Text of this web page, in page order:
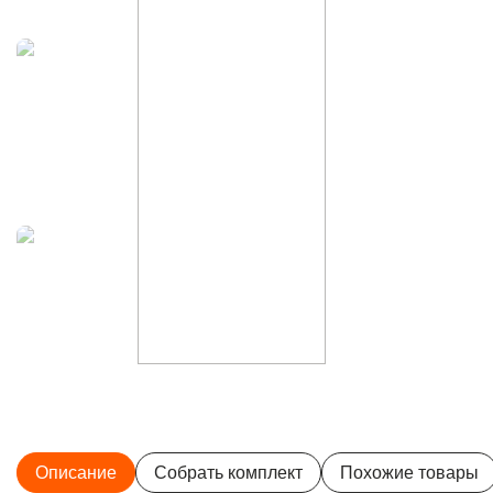
Описание Собрать комплект Похожие товары